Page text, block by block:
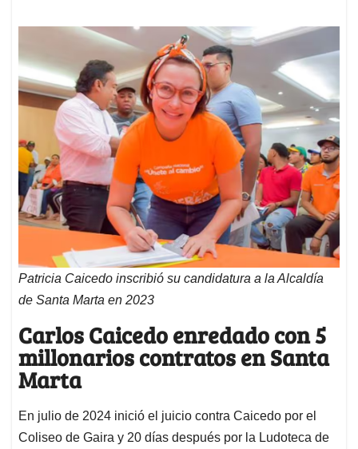
Patricia Caicedo inscribió su candidatura a la Alcaldía
de Santa Marta en 2023
Carlos Caicedo enredado con 5
millonarios contratos en Santa
Marta
En julio de 2024 inició el juicio contra Caicedo por el
Coliseo de Gaira y 20 días después por la Ludoteca de